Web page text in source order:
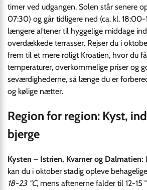
timer ved udgangen. Solen står senere
07:30) og går tidligere ned (ca. kl.
længere aftener til hyggelige middage
overdækkede terrasser. Rejser du i
frem til et mere roligt Kroatien, hvor du
temperaturer, overkommelige priser og
seværdighederne, så længe du er
og kølige nætter.
Region for region: Kyst,
bjerge
Kysten – Istrien, Kvarner og Dalmatien:
kan du i oktober stadig opleve
18-23 °C, mens aftenerne falder til 12-15